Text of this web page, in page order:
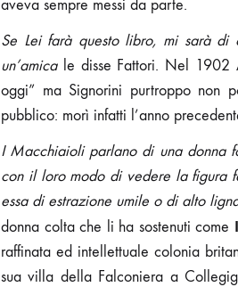
aveva sempre messi da parte.
Se Lei farà questo libro, mi sarà di
un’amica le disse Fattori. Nel 1902
oggi” ma Signorini purtroppo non
pubblico: morì infatti l’anno
I Macchiaioli parlano di una donna
con il loro modo di vedere la figura
essa di estrazione umile o di alto
donna colta che li ha sostenuti come
raffinata ed intellettuale colonia
sua villa della Falconiera a